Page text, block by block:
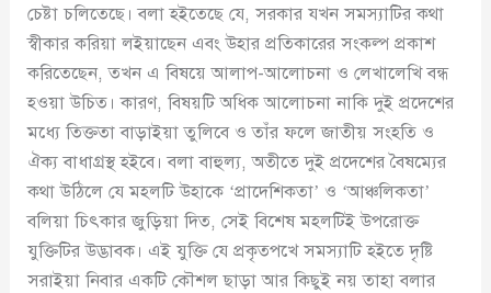
চেষ্টা চলিতেছে। বলা হইতেছে যে, সরকার যখন সমস্যাটির কথা
স্বীকার করিয়া লইয়াছেন এবং উহার প্রতিকারের সংকল্প প্রকাশ
করিতেছেন, তখন এ বিষয়ে আলাপ-আলোচনা ও লেখালেখি বন্ধ
হওয়া উচিত। কারণ, বিষয়টি অধিক আলোচনা নাকি দুই প্রদেশের
মধ্যে তিক্ততা বাড়াইয়া তুলিবে ও তাঁর ফলে জাতীয় সংহতি ও
ঐক্য বাধাগ্রস্থ হইবে। বলা বাহুল্য, অতীতে দুই প্রদেশের বৈষম্যের
কথা উঠিলে যে মহলটি উহাকে ‘প্রাদেশিকতা’ ও ‘আঞ্চলিকতা’
বলিয়া চিৎকার জুড়িয়া দিত, সেই বিশেষ মহলটিই উপরোক্ত
যুক্তিটির উদ্ভাবক। এই যুক্তি যে প্রকৃতপখে সমস্যাটি হইতে দৃষ্টি
সরাইয়া নিবার একটি কৌশল ছাড়া আর কিছুই নয় তাহা বলার